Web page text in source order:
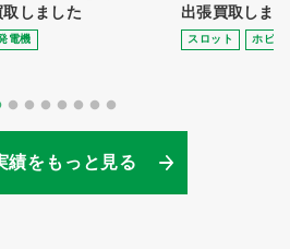
取しました
電機
出張買取しま
スロット ホビー
績をもっと見る